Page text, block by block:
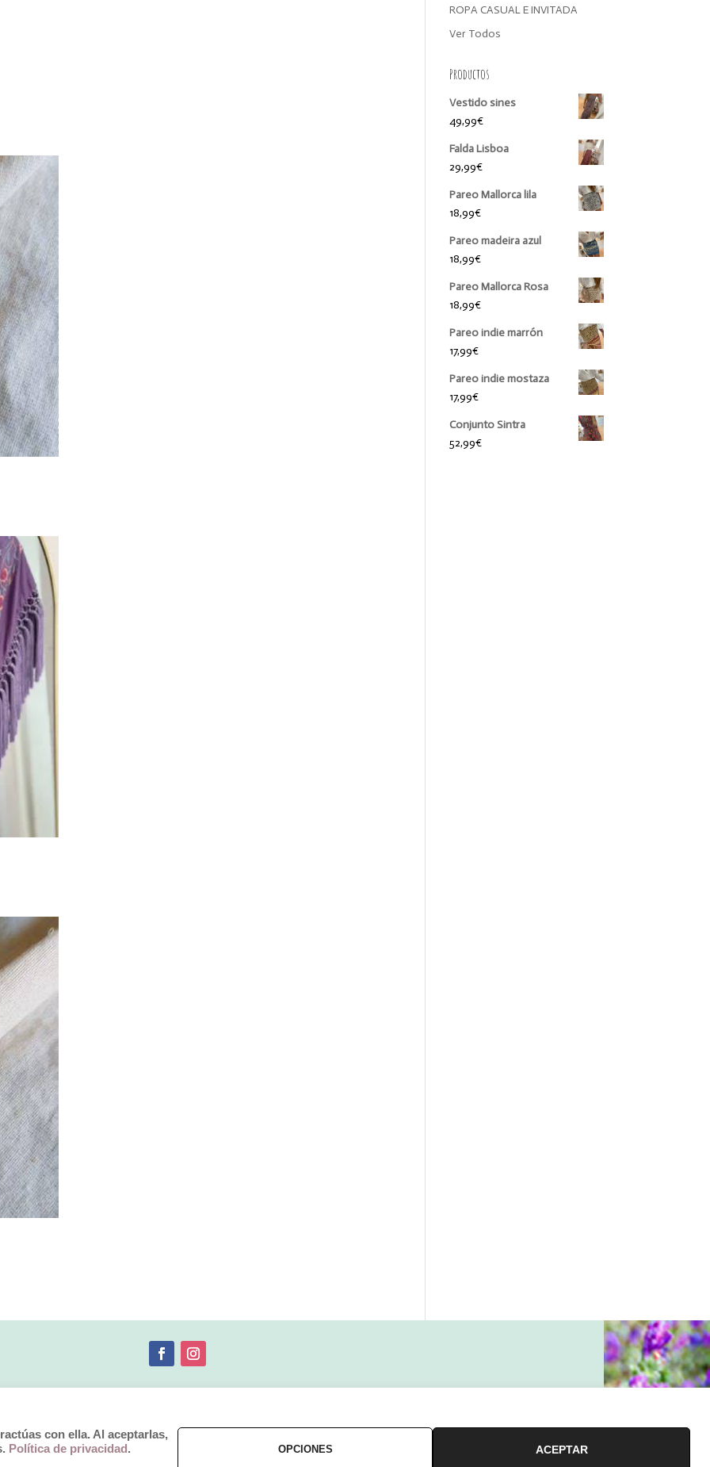
ROPA CASUAL E INVITADA
Ver Todos
Productos
Vestido sines
49,99€
Falda Lisboa
29,99€
Pareo Mallorca lila
18,99€
Pareo madeira azul
18,99€
Pareo Mallorca Rosa
18,99€
Pareo indie marrón
17,99€
Pareo indie mostaza
17,99€
Conjunto Sintra
52,99€
Términos y Condiciones–Pagos y Envíos
con ella. Al aceptarlas,
Política de privacidad . OPCIONES ACEPTAR